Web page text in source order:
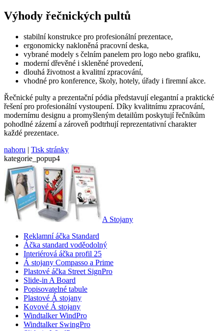
Výhody řečnických pultů
stabilní konstrukce pro profesionální prezentace,
ergonomicky nakloněná pracovní deska,
vybrané modely s čelním panelem pro logo nebo grafiku,
moderní dřevěné i skleněné provedení,
dlouhá životnost a kvalitní zpracování,
vhodné pro konference, školy, hotely, úřady i firemní akce.
Řečnické pulty a prezentační pódia představují elegantní a praktické
řešení pro profesionální vystoupení. Díky kvalitnímu zpracování,
modernímu designu a promyšleným detailům poskytují řečníkům
pohodlné zázemí a zároveň podtrhují reprezentativní charakter
každé prezentace.
nahoru | Tisk stránky
kategorie_popup4
A Stojany
Reklamní áčka Standard
Áčka standard voděodolný
Interiérová áčka profil 25
Á stojany Compasso a Prime
Plastové áčka Street SignPro
Slide-in A Board
Popisovatelné tabule
Plastové Á stojany
Kovové Á stojany
Windtalker WindPro
Windtalker SwingPro